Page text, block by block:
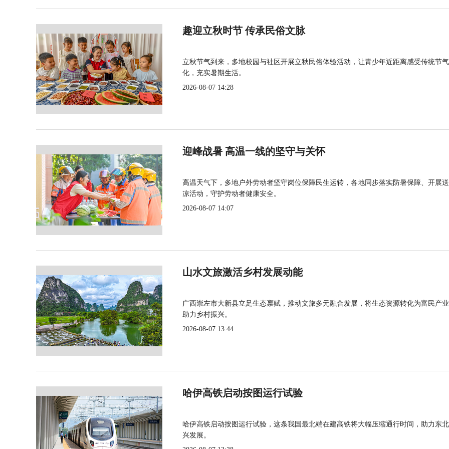
趣迎立秋时节 传承民俗文脉
立秋节气到来，多地校园与社区开展立秋民俗体验活动，让青少年近距离感受传统节
化，充实暑期生活。
2026-08-07 14:28
迎峰战暑 高温一线的坚守与关怀
高温天气下，多地户外劳动者坚守岗位保障民生运转，各地同步落实防暑保障、开展
凉活动，守护劳动者健康安全。
2026-08-07 14:07
山水文旅激活乡村发展动能
广西崇左市大新县立足生态禀赋，推动文旅多元融合发展，将生态资源转化为富民产
助力乡村振兴。
2026-08-07 13:44
哈伊高铁启动按图运行试验
哈伊高铁启动按图运行试验，这条我国最北端在建高铁将大幅压缩通行时间，助力东
兴发展。